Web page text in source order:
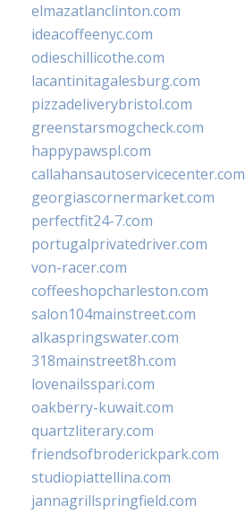
elmazatlanclinton.com
ideacoffeenyc.com
odieschillicothe.com
lacantinitagalesburg.com
pizzadeliverybristol.com
greenstarsmogcheck.com
happypawspl.com
callahansautoservicecenter.com
georgiascornermarket.com
perfectfit24-7.com
portugalprivatedriver.com
von-racer.com
coffeeshopcharleston.com
salon104mainstreet.com
alkaspringswater.com
318mainstreet8h.com
lovenailsspari.com
oakberry-kuwait.com
quartzliterary.com
friendsofbroderickpark.com
studiopiattellina.com
jannagrillspringfield.com